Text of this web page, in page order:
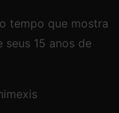
tempo que mostra
seus 15 anos de